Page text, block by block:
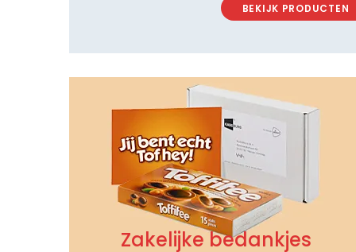
BEKIJK PRODUCTEN
Zakelijke bedankjes